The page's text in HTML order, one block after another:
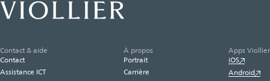
Contact & aide
Contact
Assistance ICT
À propos
Portrait
Carrière
Apps Viollier
iOS
Android